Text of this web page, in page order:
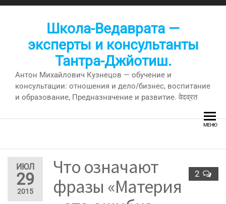
Перейти
Школа-Ведаврата —
эксперты и консультанты
Тантра-Джйотиш.
Антон Михайлович Кузнецов — обучение и
консультации: отношения и дело/бизнес, воспитание
и образование, Предназначение и развитие. वेदव्रत
МЕНЮ
ИЮЛ
29
2015
2
Что означают
фразы «Материя